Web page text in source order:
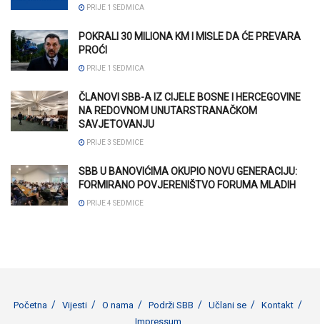
PRIJE 1 SEDMICA
POKRALI 30 MILIONA KM I MISLE DA ĆE PREVARA
PROĆI
PRIJE 1 SEDMICA
ČLANOVI SBB-A IZ CIJELE BOSNE I HERCEGOVINE
NA REDOVNOM UNUTARSTRANAČKOM
SAVJETOVANJU
PRIJE 3 SEDMICE
SBB U BANOVIĆIMA OKUPIO NOVU GENERACIJU:
FORMIRANO POVJERENIŠTVO FORUMA MLADIH
PRIJE 4 SEDMICE
Početna Vijesti O nama Podrži SBB Učlani se
Kontakt
Impressum